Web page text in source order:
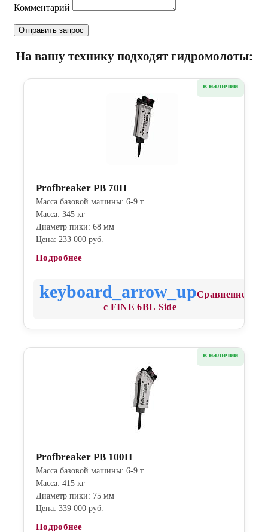
Комментарий
На вашу технику подходят гидромолоты:
в наличии
Profbreaker PB 70H
Масса базовой машины: 6-9 т
Масса: 345 кг
Диаметр пики: 68 мм
Цена: 233 000 руб.
Подробнее
Сравнение
с FINE 6BL Side
в наличии
Profbreaker PB 100H
Масса базовой машины: 6-9 т
Масса: 415 кг
Диаметр пики: 75 мм
Цена: 339 000 руб.
Подробнее